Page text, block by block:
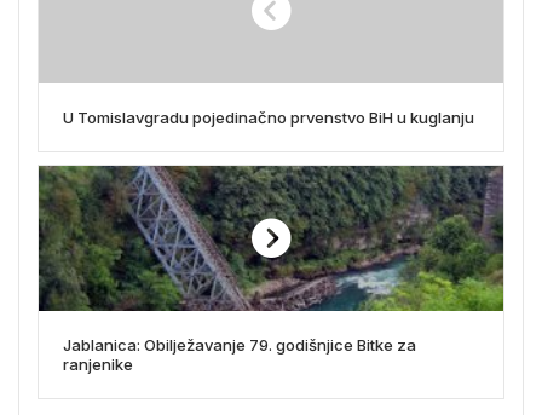
U Tomislavgradu pojedinačno prvenstvo BiH u kuglanju
Jablanica: Obilježavanje 79. godišnjice Bitke za
ranjenike